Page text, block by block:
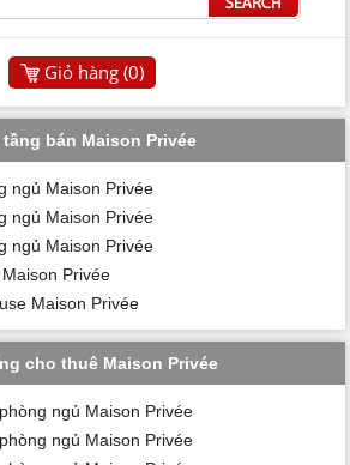
Giỏ hàng (0)
tầng bán Maison Privée
ngủ Maison Privée
ngủ Maison Privée
ngủ Maison Privée
Privée
Maison Privée
cho thuê Maison Privée
ngủ Maison Privée
ngủ Maison Privée